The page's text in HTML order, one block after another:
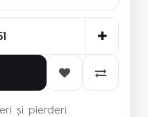
și pierderi